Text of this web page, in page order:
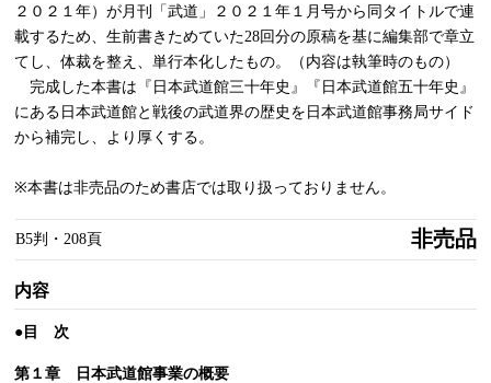
２０２１年）が月刊「武道」２０２１年１月号から同タイトルで連
載するため、生前書きためていた28回分の原稿を基に編集部で章立
てし、体裁を整え、単行本化したもの。（内容は執筆時のもの）
完成した本書は『日本武道館三十年史』『日本武道館五十年史』
にある日本武道館と戦後の武道界の歴史を日本武道館事務局サイド
から補完し、より厚くする。
※本書は非売品のため書店では取り扱っておりません。
B5判・208頁 非売品
内容
●目 次
第１章 日本武道館事業の概要